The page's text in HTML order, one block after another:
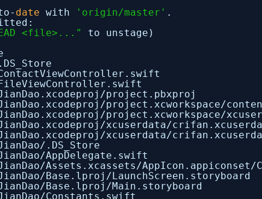
date with 'origin/master' .
<file>..."
to unstage)
.swift
.swift
.xcodeproj /project .pbxproj
.xcodeproj /project .xcworkspace/
.xcodeproj /project .xcworkspace/
.xcodeproj /xcuserdata/crifan
.xcodeproj /xcuserdata/crifan
.DS_Store
AppDelegate .swift
Assets .xcassets/AppIcon .appiconset/
Base .lproj /LaunchScreen .storyboard
Base .lproj /Main .storyboard
Constants .swift